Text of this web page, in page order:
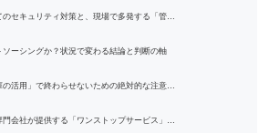
セキュリティ対策と、現場で多発する「管…
ーシングか？状況で変わる結論と判断の軸
活用」で終わらせないための絶対的な注意…
会社が提供する「ワンストップサービス」…